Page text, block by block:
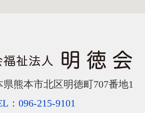
県熊本市北区明徳町707番地1
：096-215-9101